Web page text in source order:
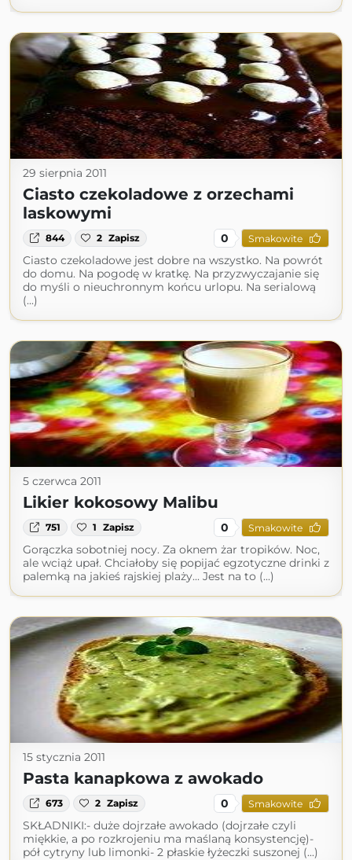
29 sierpnia 2011
Ciasto czekoladowe z orzechami
laskowymi
844 2 Zapisz 0 Smakowite
Ciasto czekoladowe jest dobre na wszystko. Na powrót
do domu. Na pogodę w kratkę. Na przyzwyczajanie się
do myśli o nieuchronnym końcu urlopu. Na serialową
(...)
5 czerwca 2011
Likier kokosowy Malibu
751 1 Zapisz 0 Smakowite
Gorączka sobotniej nocy. Za oknem żar tropików. Noc,
ale wciąż upał. Chciałoby się popijać egzotyczne drinki z
palemką na jakieś rajskiej plaży... Jest na to (...)
15 stycznia 2011
Pasta kanapkowa z awokado
673 2 Zapisz 0 Smakowite
SKŁADNIKI:- duże dojrzałe awokado (dojrzałe czyli
miękkie, a po rozkrojeniu ma maślaną konsystencję)-
pół cytryny lub limonki- 2 płaskie łyżeczki suszonej (...)